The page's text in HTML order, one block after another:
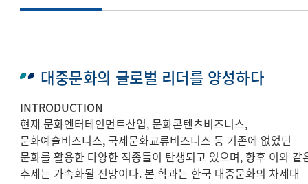
대중문화의 글로벌 리더를 양성하다
INTRODUCTION
현재 문화엔터테인먼트산업, 문화콘텐츠비즈니스,
문화예술비즈니스, 국제문화교류비즈니스 등 기존에 없었던
문화를 활용한 다양한 직종들이 탄생되고 있으며, 향후 이와 같
추세는 가속화될 전망이다. 본 학과는 한국 대중문화의 차세대